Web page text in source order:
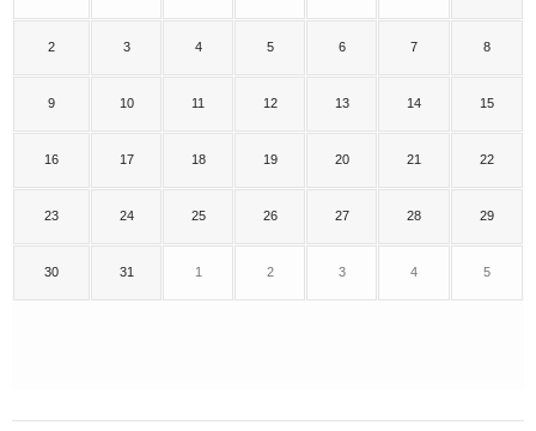
2 3 4 5 6 7 8
9 10 11 12 13 14 15
16 17 18 19 20 21 22
23 24 25 26 27 28 29
30 31 1 2 3 4 5